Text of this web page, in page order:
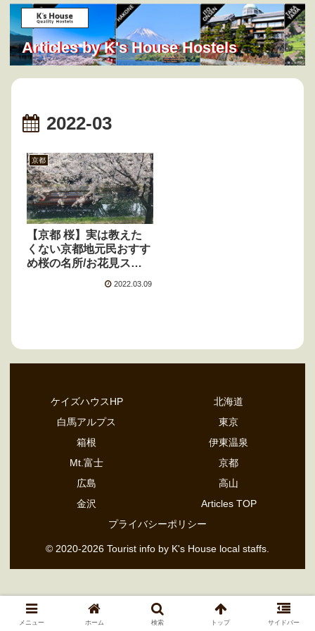
Articles by K's House Hostels
2022-03
京都
【京都 桜】実は教えた
くない京都地元民おすす
め桜の名所/お花見スポ
2022.03.09
ケイズハウスHP
北海道
白馬アルプス
東京
箱根
伊東温泉
Mt.富士
京都
広島
高山
金沢
Articles TOP
プライバシーポリシー
© 2020-2026 Tourist info by K's House local staffs.
メニュー ホーム 検索 トップ サイドバー